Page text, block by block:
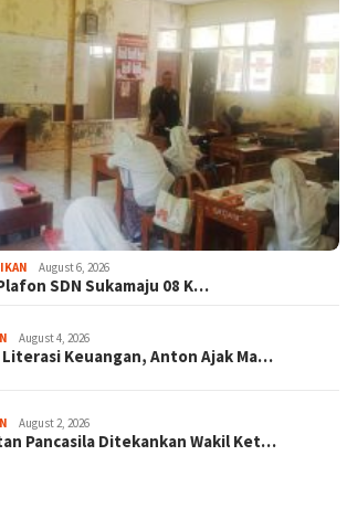
August 6, 2026
SDN Sukamaju 08 K…
August 4, 2026
Keuangan, Anton Ajak Ma…
August 2, 2026
Pancasila Ditekankan Wakil Ket…